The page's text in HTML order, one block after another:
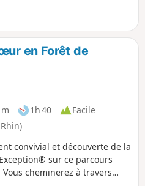
de la surface de
explicatifs
en Forêt de
1h 40
Facile
convivial et découverte de la
sur ce parcours
cheminerez à travers